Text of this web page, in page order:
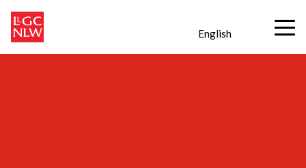
English